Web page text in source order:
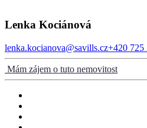
Lenka Kociánová
lenka.kocianova@savills.cz+420 725
Mám zájem o tuto nemovitost